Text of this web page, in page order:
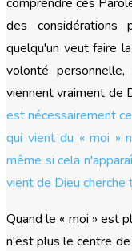
des considérations
quelqu'un veut faire
volonté
viennent vraiment de
est nécessairement
qui vient du « moi »
même si cela
vient de Dieu cherche
Quand le « moi » est
n'est plus le centre